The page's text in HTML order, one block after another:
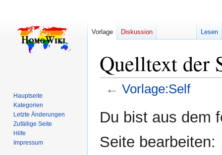
Quelltext der
← Vorlage:Self
Navigation
Suche
Du bist aus dem
Seite bearbeiten:
Vorlage Diskussion Lesen
Hauptseite
Kategorien
Letzte Änderungen
Zufällige Seite
Hilfe
Impressum